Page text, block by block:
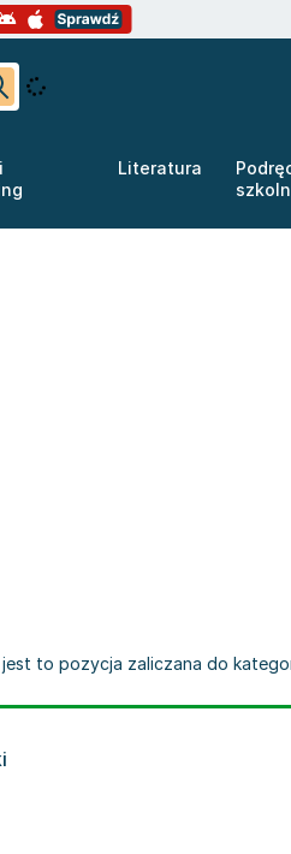
Literatura
to pozycja zaliczana do